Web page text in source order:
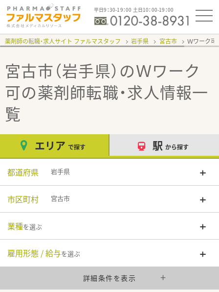
平日9：30-19：00 土日10：00-19：00
薬剤師の転職・求人サイト ファルマスタッフ 岩手県 宮古市 Ｗワーク可
宮古市（岩手県）のＷワーク
可の薬剤師転職・求人情報一
覧
エリア で探す 駅 から探す
都道府県 岩手県
市区町村 宮古市
業種を選ぶ
雇用形態 / 給与を選ぶ
詳細条件を表示